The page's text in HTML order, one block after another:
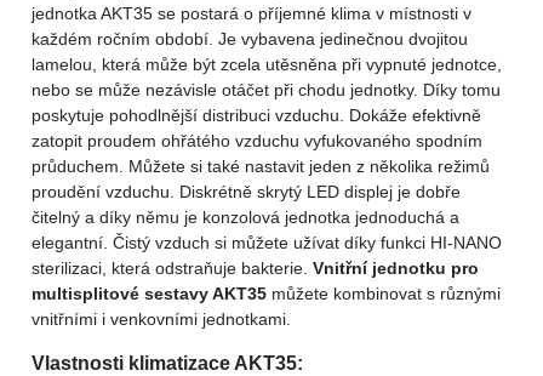
jednotka AKT35 se postará o příjemné klima v místnosti v
každém ročním období. Je vybavena jedinečnou dvojitou
lamelou, která může být zcela utěsněna při vypnuté jednotce,
nebo se může nezávisle otáčet při chodu jednotky. Díky tomu
poskytuje pohodlnější distribuci vzduchu. Dokáže efektivně
zatopit proudem ohřátého vzduchu vyfukovaného spodním
průduchem. Můžete si také nastavit jeden z několika režimů
proudění vzduchu. Diskrétně skrytý LED displej je dobře
čitelný a díky němu je konzolová jednotka jednoduchá a
elegantní. Čistý vzduch si můžete užívat díky funkci HI-NANO
sterilizaci, která odstraňuje bakterie.Vnitřní jednotku pro
multisplitové sestavy AKT35 můžete kombinovat s různými
vnitřními i venkovními jednotkami.
Vlastnosti klimatizace AKT35: